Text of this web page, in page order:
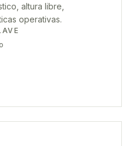
altura libre,
operativas.